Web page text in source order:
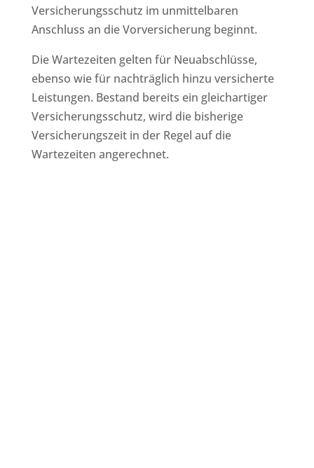
Versicherungsschutz im unmittelbaren
Anschluss an die Vorversicherung beginnt.
Die Wartezeiten gelten für Neuabschlüsse,
ebenso wie für nachträglich hinzu versicherte
Leistungen. Bestand bereits ein gleichartiger
Versicherungsschutz, wird die bisherige
Versicherungszeit in der Regel auf die
Wartezeiten angerechnet.